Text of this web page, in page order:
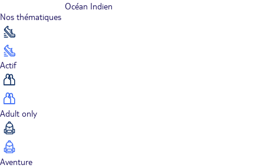
Océan Indien
Nos thématiques
Actif
Adult only
Aventure